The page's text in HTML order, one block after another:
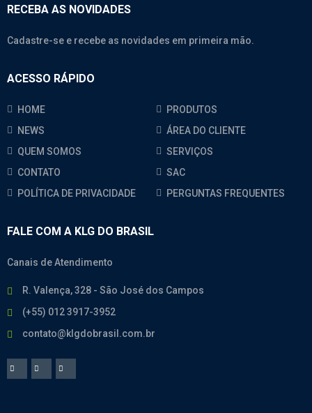
RECEBA AS NOVIDADES
Cadastre-se e recebe as novidades em primeira mão.
ACESSO RÁPIDO
HOME
PRODUTOS
NEWS
ÁREA DO CLIENTE
QUEM SOMOS
SERVIÇOS
CONTATO
SAC
POLÍTICA DE PRIVACIDADE
PERGUNTAS FREQUENTES
FALE COM A KLG DO BRASIL
Canais de Atendimento
R. Valença, 328 - São José dos Campos
(+55) 012 3917-3952
contato@klgdobrasil.com.br